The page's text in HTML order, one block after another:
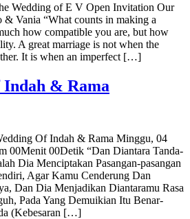
Wedding of E V Open Invitation Our
Vania “What counts in making a
how compatible you are, but how
A great marriage is not when the
It is when an imperfect […]
Indah & Rama
Of Indah & Rama Minggu, 04
00Menit 00Detik “Dan Diantara Tanda-
Dia Menciptakan Pasangan-pasangan
Agar Kamu Cenderung Dan
Dan Dia Menjadikan Diantaramu Rasa
Pada Yang Demuikian Itu Benar-
(Kebesaran […]